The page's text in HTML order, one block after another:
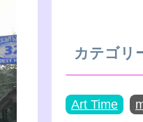
カテゴリ
Art Time